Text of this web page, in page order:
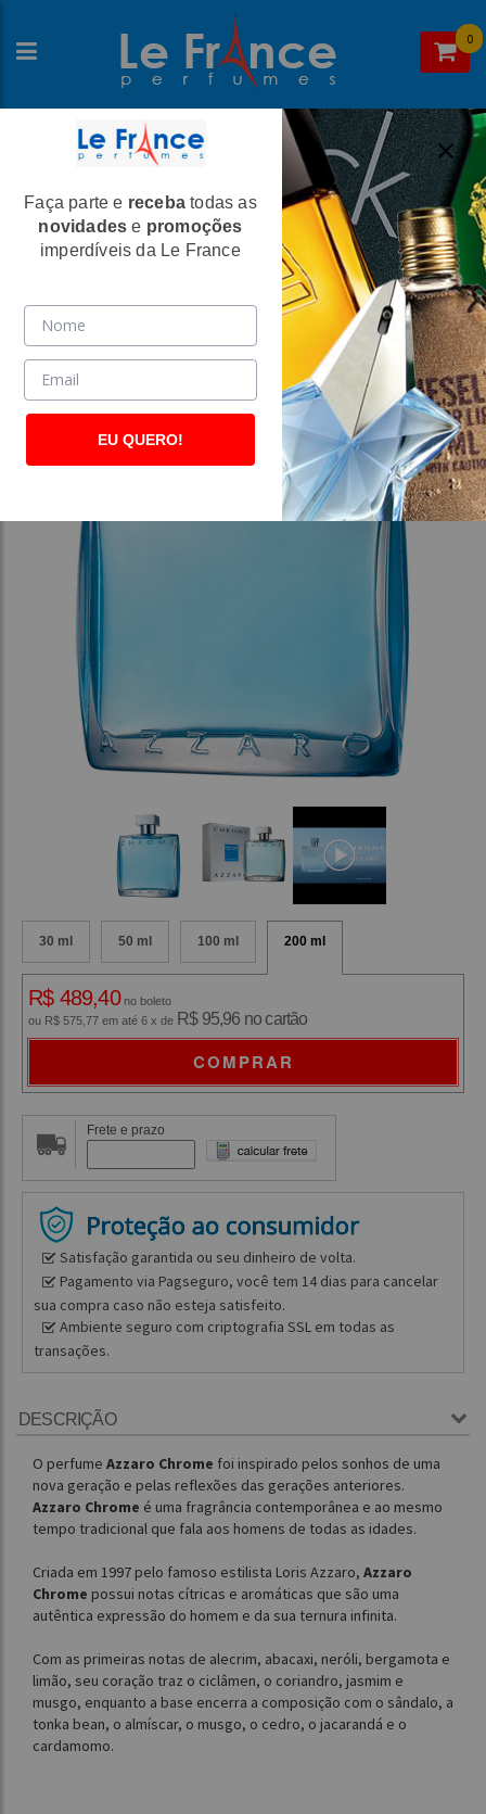
0
Home>Azzaro> Perfume Masculino
Chrome Masculino Eau de Toilette -
Azzaro
30 ml 50 ml 100 ml 200 ml
R$ 489,40no boleto
ou R$ 575,77 em até 6 x de R$ 95,96 no cartão
COMPRAR
Frete e prazo
Satisfação garantida ou seu dinheiro de volta.
Pagamento via Pagseguro, você tem 14 dias para cancelar
sua compra caso não esteja satisfeito.
Ambiente seguro com criptografia SSL em todas as
transações.
DESCRIÇÃO
O perfume Azzaro Chrome foi inspirado pelos sonhos de uma
nova geração e pelas reflexões das gerações anteriores.
Azzaro Chrome é uma fragrância contemporânea e ao mesmo
tempo tradicional que fala aos homens de todas as idades.
Criada em 1997 pelo famoso estilista Loris Azzaro, Azzaro
Chrome possui notas cítricas e aromáticas que são uma
autêntica expressão do homem e da sua ternura infinita.
Com as primeiras notas de alecrim, abacaxi, neróli, bergamota e
limão, seu coração traz o ciclâmen, o coriandro, jasmim e
musgo, enquanto a base encerra a composição com o sândalo, a
tonka bean, o almíscar, o musgo, o cedro, o jacarandá e o
cardamomo.
Faça parte e receba todas as
novidades e promoções
imperdíveis da Le France
EU QUERO!